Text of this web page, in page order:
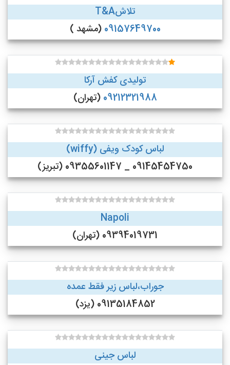
تلاشT&A
09157649700 (مشهد )
تولیدی کفش آرکا
09212321988 (تهران)
لباس کودک ویفی (wiffy)
09145454750 _ 09355601147 (تبریز)
Napoli
09394019731 (تهران)
جوراب،لباس زیر فقط عمده
09135184852 (یزد)
لباس جینی